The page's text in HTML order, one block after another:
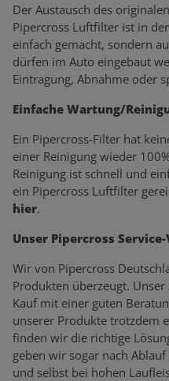
Der Austausch des
Pipercross Luftfilter ist in
einfach gemacht, sondern
dürfen im Auto eingebaut
Eintragung, Abnahme oder
Einfache Wartung/
Ein Pipercross-Filter hat
einer Reinigung wieder
Reinigung ist schnell und
ein Pipercross Luftfilter
hier.
Unser Pipercross
Wir von Pipercross
Produkten überzeugt.
Kauf mit einer guten
unserer Produkte trotzdem
finden wir die richtige
geben wir sogar nach
und selbst bei hohen